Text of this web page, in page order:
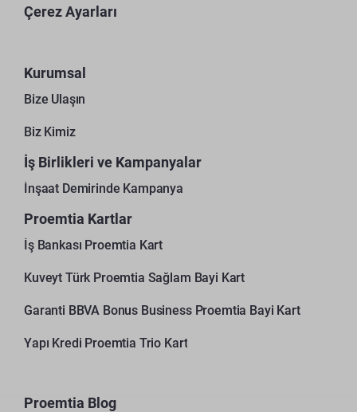
Çerez Ayarları
Kurumsal
Bize Ulaşın
Biz Kimiz
İş Birlikleri ve Kampanyalar
İnşaat Demirinde Kampanya
Proemtia Kartlar
İş Bankası Proemtia Kart
Kuveyt Türk Proemtia Sağlam Bayi Kart
Garanti BBVA Bonus Business Proemtia Bayi Kart
Yapı Kredi Proemtia Trio Kart
Proemtia Blog